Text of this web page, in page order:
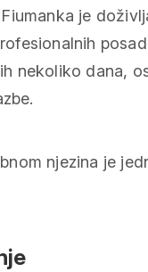
je
nekoliko dana,
njezina je